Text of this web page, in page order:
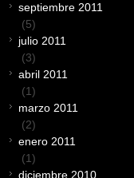
septiembre 2011
(5)
julio 2011
(3)
abril 2011
(1)
marzo 2011
(2)
enero 2011
(1)
diciembre 2010